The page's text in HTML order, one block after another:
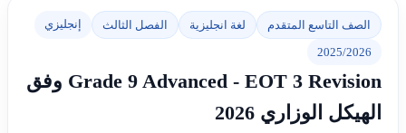
الصف التاسع المتقدم لغة انجليزية الفصل الثالث إنجليزي
2025/2026
Grade 9 Advanced - EOT 3 Revision وفق
الهيكل الوزاري 2026